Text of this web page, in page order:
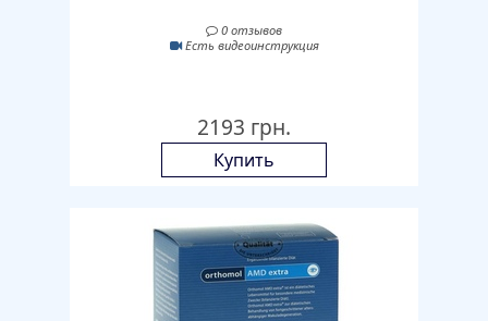
0 отзывов
Есть видеоинструкция
2193 грн.
Купить